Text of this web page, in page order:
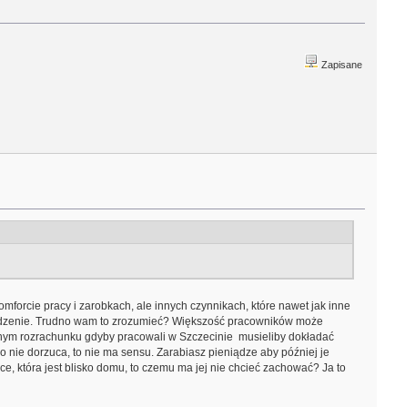
Zapisane
pracy i zarobkach, ale innych czynnikach, które nawet jak inne
Trudno wam to zrozumieć? Większość pracowników może
rozrachunku gdyby pracowali w Szczecinie musieliby dokładać
dorzuca, to nie ma sensu. Zarabiasz pieniądze aby później je
która jest blisko domu, to czemu ma jej nie chcieć zachować? Ja to